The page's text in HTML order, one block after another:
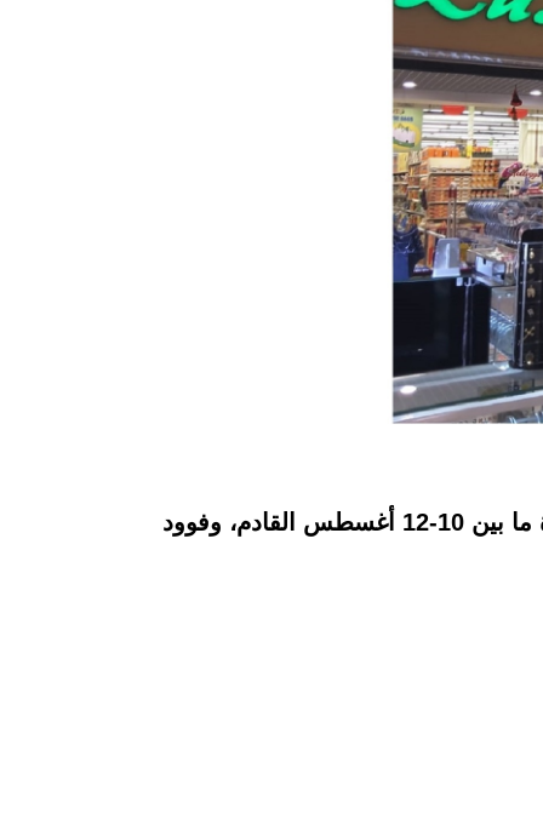
تطرح سلسلة محلات "لولو ماركت" عن طرحها لتخفيضات على المانجا بأنواعها، وذلك في الفترة ما بين 10-12 أغسطس القادم، وفوود